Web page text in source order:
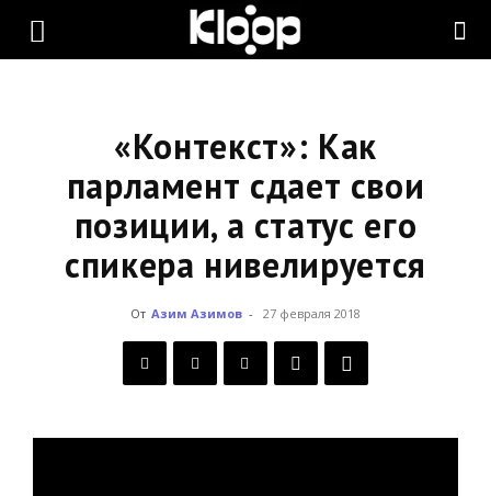
KLOOP.KG
Новости
«Контекст»: Как
парламент сдает свои
позиции, а статус его
спикера нивелируется
От Азим Азимов - 27 февраля 2018